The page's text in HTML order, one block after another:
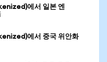
에서 일본 엔
에서 중국 위안화